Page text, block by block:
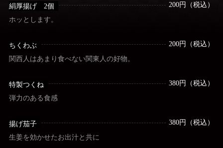
絹厚揚げ 2個
ホッとします。
200円（税込）
ちくわぶ
関西人はあまり食べない関東人の好物。
200円（税込）
特製つくね
弾力のある食感
380円（税込）
揚げ茄子
生姜を効かせたお出汁と共に
380円（税込）